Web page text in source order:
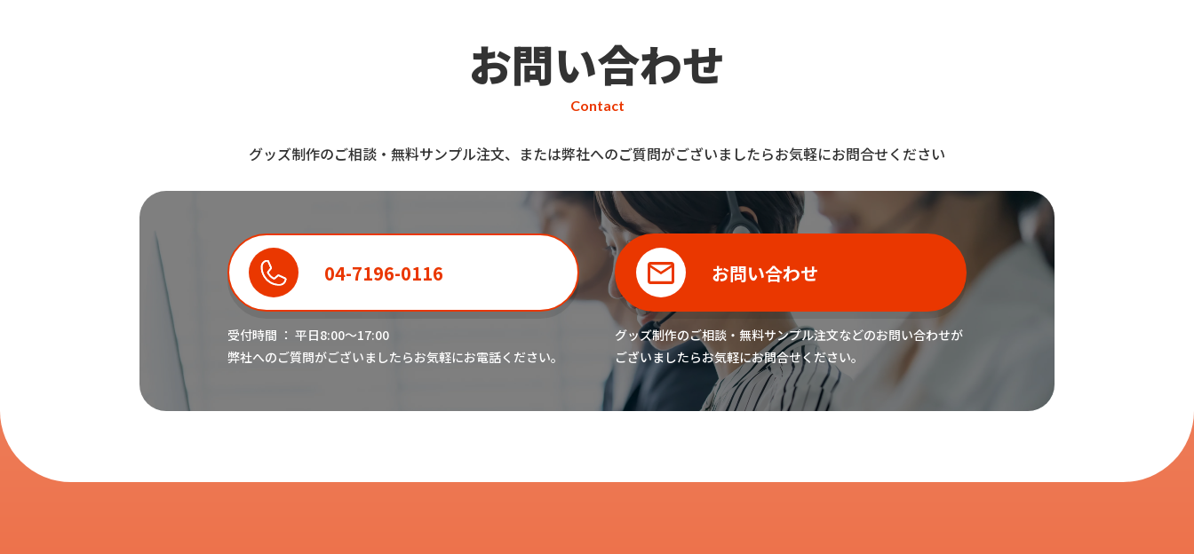
お問い合わせ
Contact
グッズ制作のご相談・無料サンプル注文、または弊社へのご質問がございましたらお気軽にお問合せください
04-7196-0116
受付時間 ： 平日8:00〜17:00
弊社へのご質問がございましたらお気軽にお電話ください。
お問い合わせ
グッズ制作のご相談・無料サンプル注文などのお問い合わせが
ございましたらお気軽にお問合せください。